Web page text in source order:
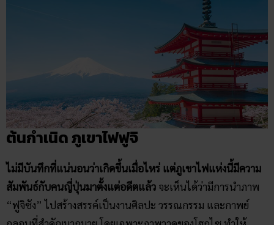
ต้นกำเนิด ภูเขาไฟฟูจิ
ไม่มีบันทึกที่แน่นอนว่าเกิดขึ้นเมื่อไหร่ แต่ภูเขาไฟแห่งนี้มีความ
สัมพันธ์กับคนญี่ปุ่นมาตั้งแต่อดีตแล้ว จะเห็นได้ว่ามีการนำภาพ
“ฟูจิซัง” ไปสร้างสรรค์เป็นงานศิลปะ วรรณกรรม และกาพย์